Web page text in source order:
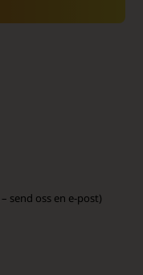
send oss en e-post)